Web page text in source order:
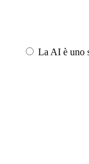
La AI è uno